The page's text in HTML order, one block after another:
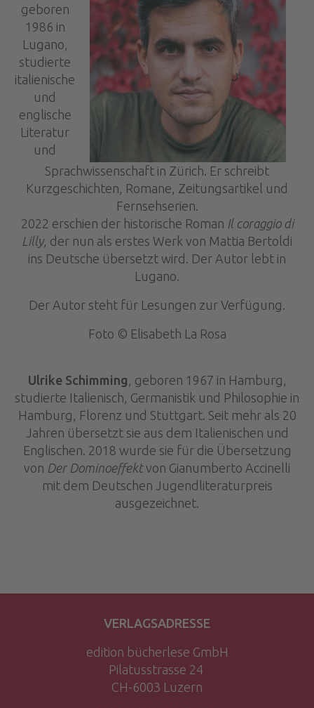
geboren
1986 in
Lugano,
studierte
italienische
und
englische
Literatur
und
Sprachwissenschaft in Zürich. Er schreibt
Kurzgeschichten, Romane, Zeitungsartikel und
Fernsehserien.
2022 erschien der historische Roman Il coraggio di
Lilly, der nun als erstes Werk von Mattia Bertoldi
ins Deutsche übersetzt wird. Der Autor lebt in
Lugano.
Der Autor steht für Lesungen zur Verfügung.
Foto © Elisabeth La Rosa
Ulrike Schimming , geboren 1967 in Hamburg,
studierte Italienisch, Germanistik und Philosophie in
Hamburg, Florenz und Stuttgart. Seit mehr als 20
Jahren übersetzt sie aus dem Italienischen und
Englischen. 2018 wurde sie für die Übersetzung
von Der Dominoeffektvon Gianumberto Accinelli
mit dem Deutschen Jugendliteraturpreis
ausgezeichnet.
VERLAGSADRESSE
edition bücherlese GmbH
Pilatusstrasse 24
CH-6003 Luzern